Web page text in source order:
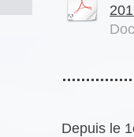
Depuis le